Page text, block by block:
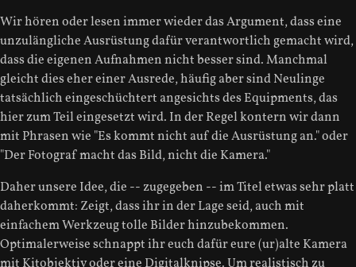
Wir hören oder lesen immer wieder das Argument, dass eine
unzulängliche Ausrüstung dafür verantwortlich gemacht wird,
dass die eigenen Aufnahmen nicht besser sind. Manchmal
gleicht dies eher einer Ausrede, häufig aber sind Neulinge
tatsächlich eingeschüchtert angesichts des Equipments, das
hier zum Teil eingesetzt wird. In der Regel kontern wir dann
mit Phrasen wie "Es kommt nicht auf die Ausrüstung an." oder
"Der Fotograf macht das Bild, nicht die Kamera."
Daher unsere Idee, die -- zugegeben -- im Titel etwas sehr platt
daherkommt: Zeigt, dass ihr in der Lage seid, auch mit
einfachem Werkzeug tolle Bilder hinzubekommen.
Optimalerweise schnappt ihr euch dafür eure (ur)alte Kamera